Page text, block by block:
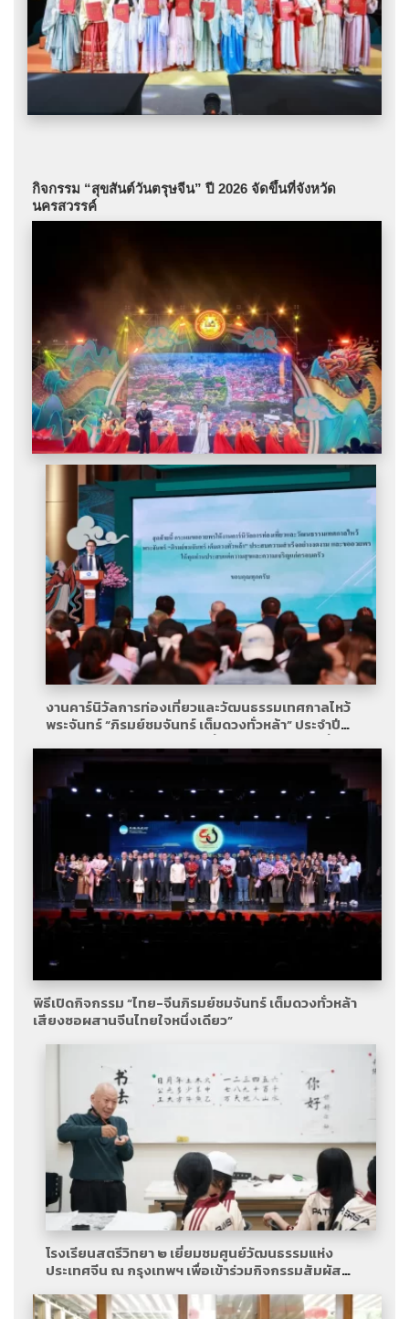
กิจกรรม “สุขสันต์วันตรุษจีน” ปี 2026 จัดขึ้นที่จังหวัด
นครสวรรค์
งานคาร์นิวัลการท่องเที่ยวและวัฒนธรรมเทศกาลไหว้
พระจันทร์ “ภิรมย์ชมจันทร์ เต็มดวงทั่วหล้า” ประจำปี
2025 เปิดฉากอย่างยิ่งใหญ่ที่กรุงเทพมหานคร เพื่อเฉลิม
ฉลองครบรอบ 50 ปี การสถาปนาความสัมพันธ์ทางการ
ทูตระหว่างจีนและไทย
พิธีเปิดกิจกรรม “ไทย-จีนภิรมย์ชมจันทร์ เต็มดวงทั่วหล้า
เสียงซอผสานจีนไทยใจหนึ่งเดียว”
โรงเรียนสตรีวิทยา ๒ เยี่ยมชมศูนย์วัฒนธรรมแห่ง
ประเทศจีน ณ กรุงเทพฯ เพื่อเข้าร่วมกิจกรรมสัมผัส